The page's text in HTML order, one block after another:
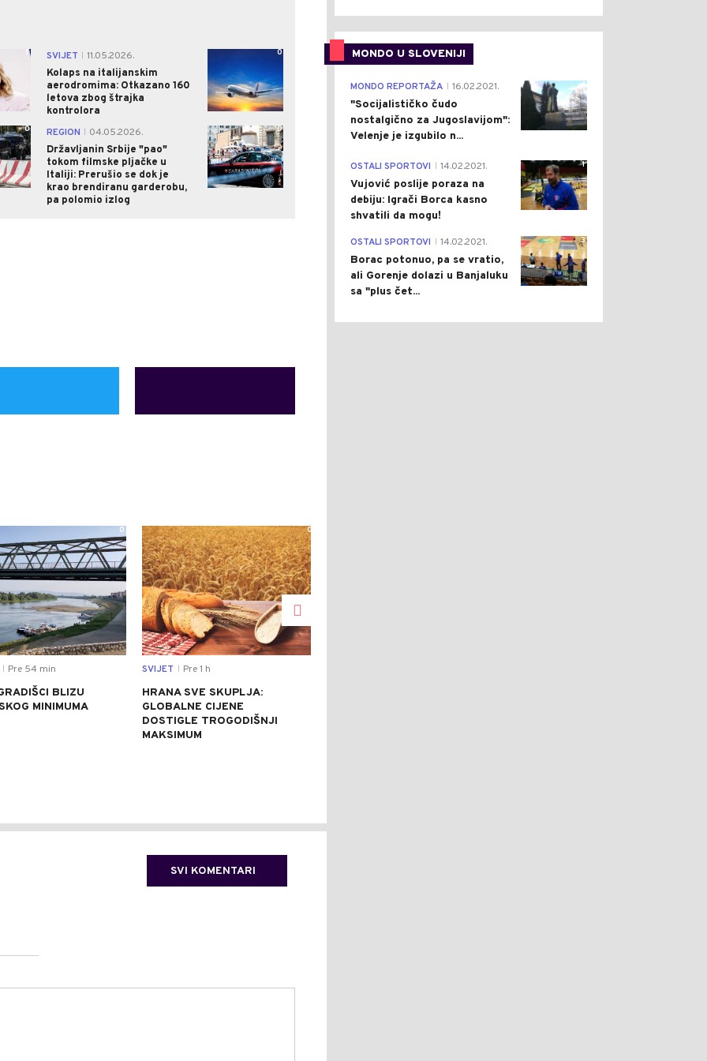
1 SVIJET
11.05.2026.
Kolaps na italijanskim
aerodromima: Otkazano 160
letova zbog štrajka
kontrolora
0
0 REGION
04.05.2026.
Državljanin Srbije "pao"
tokom filmske pljačke u
Italiji: Prerušio se dok je
krao brendiranu garderobu,
pa polomio izlog
0
0
Pre 54 min
BLIZU
MINIMUMA
0
SVIJET Pre 1 h
HRANA SVE SKUPLJA:
GLOBALNE CIJENE
DOSTIGLE TROGODIŠNJI
MAKSIMUM
SVI KOMENTARI
MONDO U SLOVENIJI
4
MONDO REPORTAŽA 16.02.2021.
"Socijalističko čudo
nostalgično za Jugoslavijom":
Velenje je izgubilo n...
1
OSTALI SPORTOVI 14.02.2021.
Vujović poslije poraza na
debiju: Igrači Borca kasno
shvatili da mogu!
3
OSTALI SPORTOVI 14.02.2021.
Borac potonuo, pa se vratio,
ali Gorenje dolazi u Banjaluku
sa "plus čet...